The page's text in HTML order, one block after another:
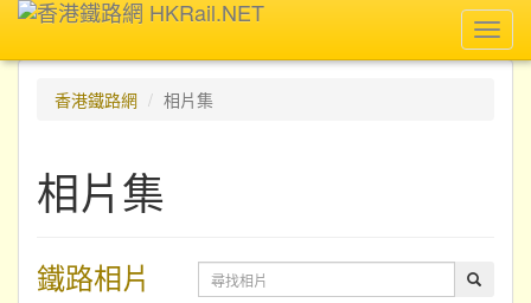
香港鐵路網
相片集
相片集
鐵路相片